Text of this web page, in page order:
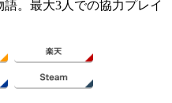
。最大3人での協力プレイ